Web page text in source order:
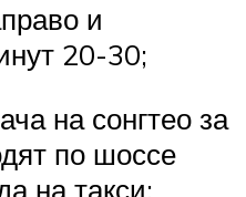
и
20-30;
на сонгтео за
по шоссе
на такси;